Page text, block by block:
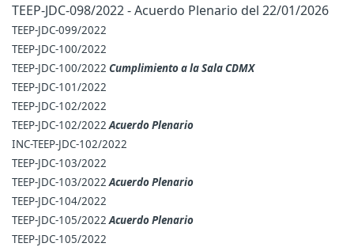
TEEP-JDC-098/2022 - Acuerdo Plenario del 22/01/2026
TEEP-JDC-099/2022
TEEP-JDC-100/2022
TEEP-JDC-100/2022 Cumplimiento a la Sala CDMX
TEEP-JDC-101/2022
TEEP-JDC-102/2022
TEEP-JDC-102/2022Acuerdo Plenario
INC-TEEP-JDC-102/2022
TEEP-JDC-103/2022
TEEP-JDC-103/2022Acuerdo Plenario
TEEP-JDC-104/2022
TEEP-JDC-105/2022Acuerdo Plenario
TEEP-JDC-105/2022